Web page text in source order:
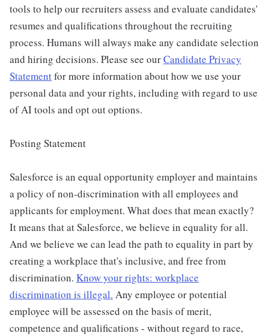
tools to help our recruiters assess and evaluate candidates'
resumes and qualifications throughout the recruiting
process. Humans will always make any candidate selection
and hiring decisions. Please see ourCandidate Privacy
Statementfor more information about how we use your
personal data and your rights, including with regard to use
of AI tools and opt out options.
Posting Statement
Salesforce is an equal opportunity employer and maintains
a policy of non-discrimination with all employees and
applicants for employment. What does that mean exactly?
It means that at Salesforce, we believe in equality for all.
And we believe we can lead the path to equality in part by
creating a workplace that's inclusive, and free from
discrimination. Know your rights: workplace
discrimination is illegal. Any employee or potential
employee will be assessed on the basis of merit,
competence and qualifications - without regard to race,